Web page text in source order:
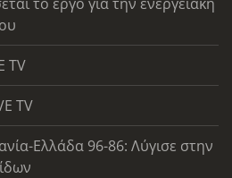
TV
TV
Ελλάδα 96-86: Λύγισε στην